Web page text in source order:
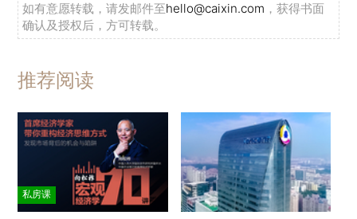
如有意愿转载，请发邮件至hello@caixin.com ，获得书面
确认及授权后，方可转载。
推荐阅读
私房课